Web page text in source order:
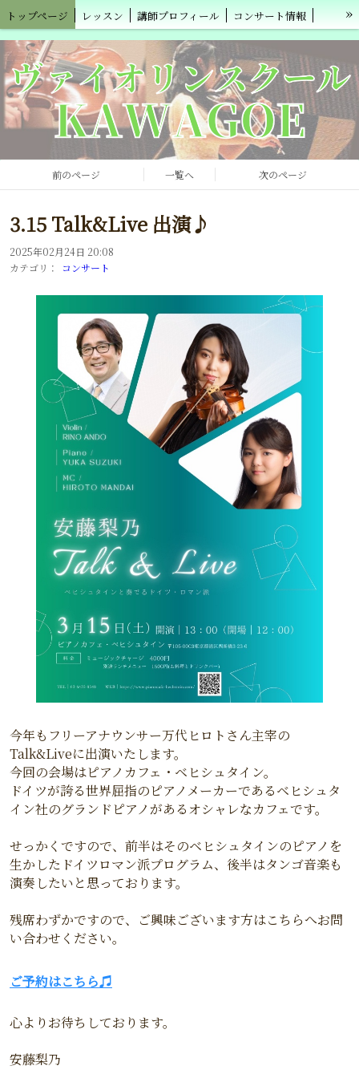
トップページ レッスン 講師プロフィール
コンサート情報
ヴィオり～の便り
»
前のページ 一覧へ 次のページ
3.15 Talk&Live 出演♪
2025年02月24日 20:08
カテゴリ：
コンサート
今年もフリーアナウンサー万代ヒロトさん主宰の
Talk&Liveに出演いたします。
今回の会場はピアノカフェ・ベヒシュタイン。
ドイツが誇る世界屈指のピアノメーカーであるベヒシュタ
イン社のグランドピアノがあるオシャレなカフェです。
せっかくですので、前半はそのベヒシュタインのピアノを
生かしたドイツロマン派プログラム、後半はタンゴ音楽も
演奏したいと思っております。
残席わずかですので、ご興味ございます方はこちらへお問
い合わせください。
ご予約はこちら♫
心よりお待ちしております。
安藤梨乃